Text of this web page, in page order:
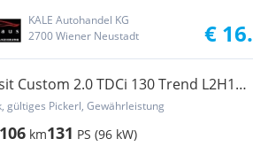
KALE Autohandel KG
2700 Wiener Neustadt
€
Custom 2.0 TDCi 130 Trend L2H1
/ Kastenwagen
gültiges Pickerl, Gewährleistung
km131 PS (96 kW)